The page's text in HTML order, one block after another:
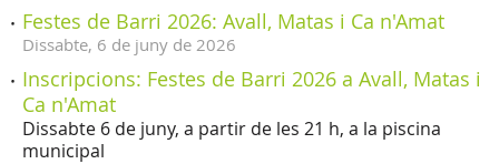
Festes de Barri 2026: Avall, Matas i Ca n'Amat
Dissabte, 6 de juny de 2026
Inscripcions: Festes de Barri 2026 a Avall, Matas i
Ca n'Amat
Dissabte 6 de juny, a partir de les 21 h, a la piscina
municipal